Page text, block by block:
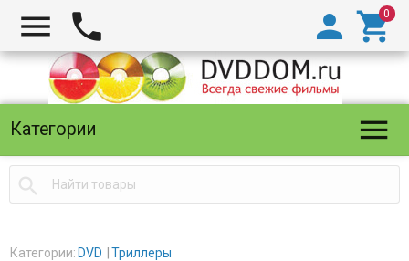
  

Категории 

Категории: DVD Триллеры